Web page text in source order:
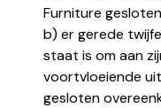
Furniture
b) er gerede
staat is om aan
voortvloeiende
gesloten